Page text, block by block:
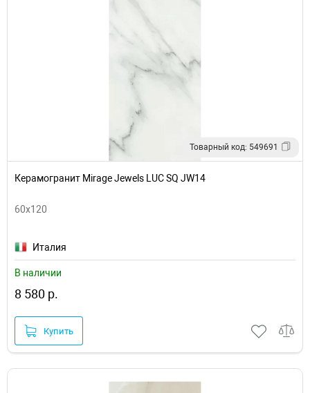
Товарный код: 549691
Керамогранит Mirage Jewels LUC SQ JW14
60x120
Италия
В наличии
8 580 р.
Купить